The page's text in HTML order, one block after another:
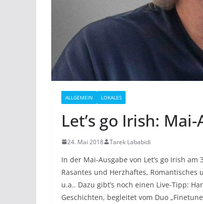
ALLGEMEIN LOKALES
Let’s go Irish:
24. Mai 2018 Tarek Lababidi
In der Mai-Ausgabe von Let’s go Irish
Rasantes und Herzhaftes, Romantisches
u.a.. Dazu gibt’s noch einen Live-Tipp:
Geschichten, begleitet vom Duo